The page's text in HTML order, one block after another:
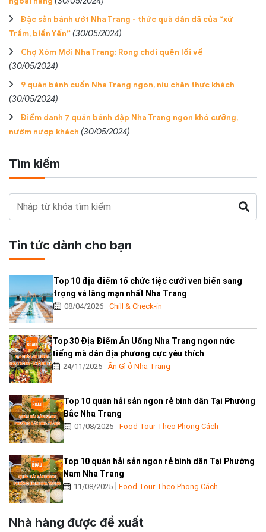
Đặc sản bánh ướt Nha Trang - thức quà dân dã của “xứ
Trầm, biển Yến”(30/05/2024)
Chợ Xóm Mới Nha Trang: Rong chơi quên lối về
(30/05/2024)
9 quán bánh cuốn Nha Trang ngon, níu chân thực khách
(30/05/2024)
Điểm danh 7 quán bánh đập Nha Trang ngon khó cưỡng,
nườm nượp khách (30/05/2024)
Tìm kiếm
Tin tức dành cho bạn
Top 10 địa điểm tổ chức tiệc cưới ven biển sang
trọng và lãng mạn nhất Nha Trang
08/04/2026 Chill & Check-in
Top 30 Địa Điểm Ăn Uống Nha Trang ngon nức
tiếng mà dân địa phương cực yêu thích
24/11/2025 Ăn Gì ở Nha Trang
Top 10 quán hải sản ngon rẻ bình dân Tại Phường
Bắc Nha Trang
01/08/2025 Food Tour Theo Phong Cách
Top 10 quán hải sản ngon rẻ bình dân Tại Phường
Nam Nha Trang
11/08/2025 Food Tour Theo Phong Cách
Nhà hàng được đề xuất